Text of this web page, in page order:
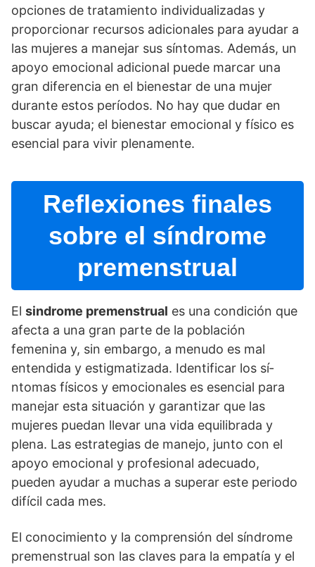
opciones de tratamiento individualizadas y
proporcionar recursos adicionales para ayudar a
las mujeres a manejar sus sí­ntomas. Además, un
apoyo emocional adicional puede marcar una
gran diferencia en el bienestar de una mujer
durante estos perí­odos. No hay que dudar en
buscar ayuda; el bienestar emocional y fí­sico es
esencial para vivir plenamente.
Reflexiones finales
sobre el sí­ndrome
premenstrual
El sindrome premenstrual es una condición que
afecta a una gran parte de la población
femenina y, sin embargo, a menudo es mal
entendida y estigmatizada. Identificar los sí­
ntomas fí­sicos y emocionales es esencial para
manejar esta situación y garantizar que las
mujeres puedan llevar una vida equilibrada y
plena. Las estrategias de manejo, junto con el
apoyo emocional y profesional adecuado,
pueden ayudar a muchas a superar este periodo
difí­cil cada mes.
El conocimiento y la comprensión del sí­ndrome
premenstrual son las claves para la empatí­a y el